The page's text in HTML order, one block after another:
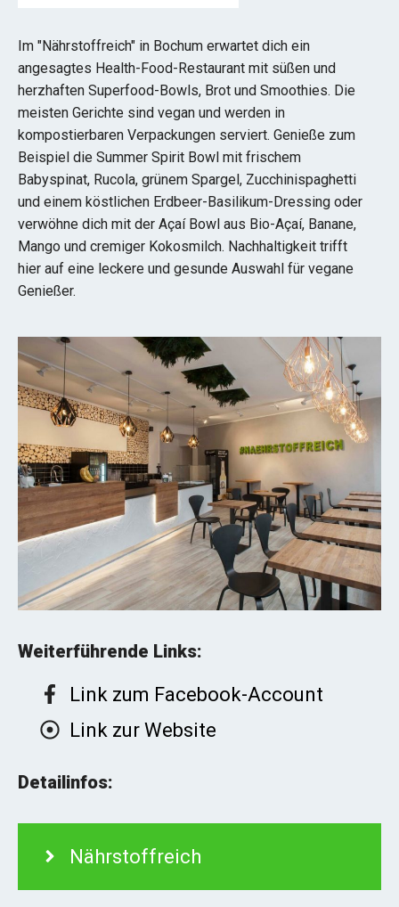
Im "Nährstoffreich" in Bochum erwartet dich ein
angesagtes Health-Food-Restaurant mit süßen und
herzhaften Superfood-Bowls, Brot und Smoothies. Die
meisten Gerichte sind vegan und werden in
kompostierbaren Verpackungen serviert. Genieße zum
Beispiel die Summer Spirit Bowl mit frischem
Babyspinat, Rucola, grünem Spargel, Zucchinispaghetti
und einem köstlichen Erdbeer-Basilikum-Dressing oder
verwöhne dich mit der Açaí Bowl aus Bio-Açaí, Banane,
Mango und cremiger Kokosmilch. Nachhaltigkeit trifft
hier auf eine leckere und gesunde Auswahl für vegane
Genießer.
Weiterführende Links:
Link zum Facebook-Account
Link zur Website
Detailinfos:
Nährstoffreich